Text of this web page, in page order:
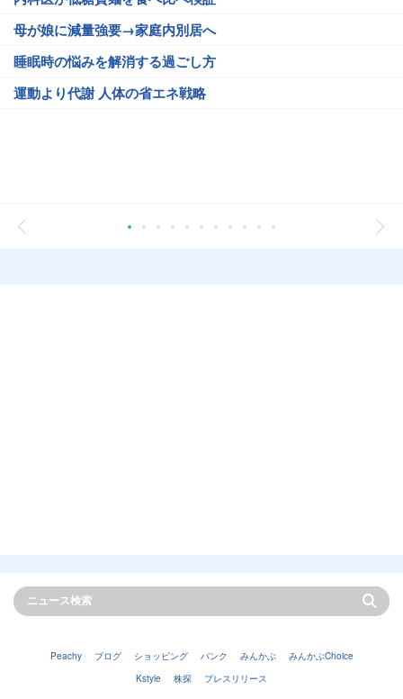
母が娘に減量強要→家庭内別居へ
睡眠時の悩みを解消する過ごし方
運動より代謝 人体の省エネ戦略
Peachy ブログ ショッピング バンク みんかぶ
みんかぶChoice
Kstyle
株探 プレスリリース